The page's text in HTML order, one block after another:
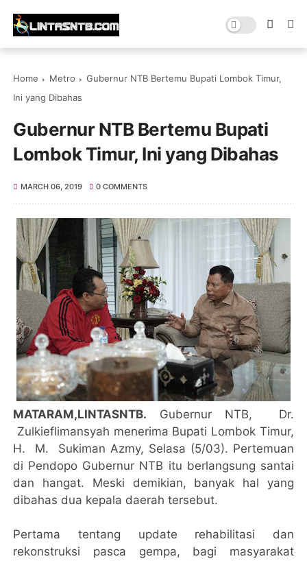
Home Metro
Gubernur NTB Bertemu Bupati Lombok Timur,
Ini yang Dibahas
Gubernur NTB Bertemu Bupati
Lombok Timur, Ini yang Dibahas
MARCH 06, 2019 0 COMMENTS
MATARAM,LINTASNTB. Gubernur NTB, Dr.
Zulkieflimansyah menerima Bupati Lombok Timur,
H. M. Sukiman Azmy, Selasa (5/03). Pertemuan
di Pendopo Gubernur NTB itu berlangsung santai
dan hangat. Meski demikian, banyak hal yang
dibahas dua kepala daerah tersebut.
Pertama tentang update rehabilitasi dan
rekonstruksi pasca gempa, bagi masyarakat